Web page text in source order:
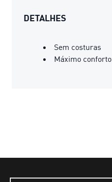
DETALHES
Sem costuras
Máximo conforto